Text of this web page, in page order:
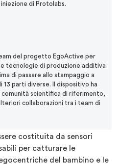
di Protolabs.
del progetto EgoActive per
tecnologie di produzione additiva
di passare allo stampaggio a
13 parti diverse. Il dispositivo ha
scientifica di riferimento,
collaborazioni tra i team di
costituita da sensori
per catturare le
del bambino e le